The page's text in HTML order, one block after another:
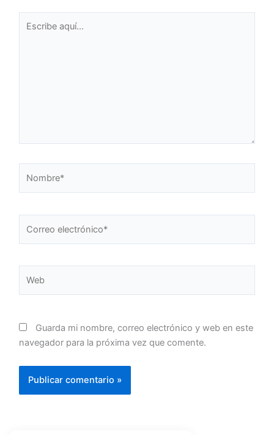
electrónico*
Guarda mi nombre, correo electrónico y web en este
navegador para la próxima vez que comente.